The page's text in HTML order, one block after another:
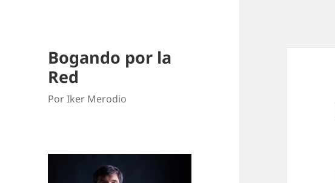
Bogando por la
Red
Por Iker Merodio